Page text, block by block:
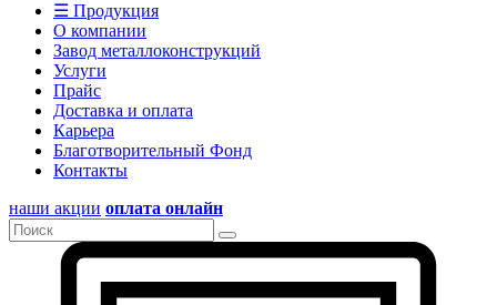
☰ Продукция
О компании
Завод металлоконструкций
Услуги
Прайс
Доставка и оплата
Карьера
Благотворительный Фонд
Контакты
наши акции оплата онлайн